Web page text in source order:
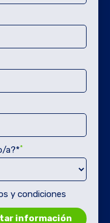
a?**
y condiciones